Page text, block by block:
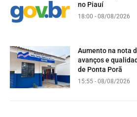
no Piauí
18:00 - 08/08/2026
Aumento na nota
avanços e
de Ponta Porã
15:55 - 08/08/2026